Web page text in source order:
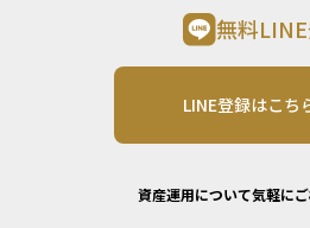
無料
LINE登録はこち
資産運用について気軽に